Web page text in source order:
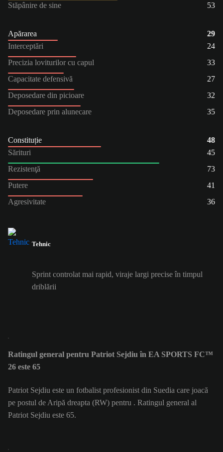
Stăpânire de sine
53
Apărarea
29
Interceptări
24
Precizia loviturilor cu capul
33
Capacitate defensivă
27
Deposedare din picioare
32
Deposedare prin alunecare
35
Constituție
48
Sărituri
45
Rezistenţă
73
Putere
41
Agresivitate
36
Tehnic
Sprint controlat mai rapid, viraje largi precise în timpul
driblării
Ratingul general pentru Patriot Sejdiu în EA SPORTS FC™
26 este 65
Patriot Sejdiu este un fotbalist profesionist din Suedia care joacă
pe postul de Aripă dreapta (RW) pentru . Ratingul general al
Patriot Sejdiu este 65.